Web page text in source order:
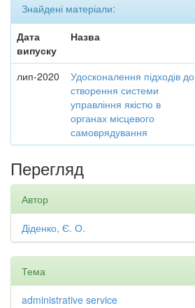
Знайдені матеріали:
Дата
випуску
Назва
лип-2020
Удосконалення підходів до
створення системи
управління якістю в
органах місцевого
самоврядування
Перегляд
Автор
Діденко, Є. О.
Тема
administrative service